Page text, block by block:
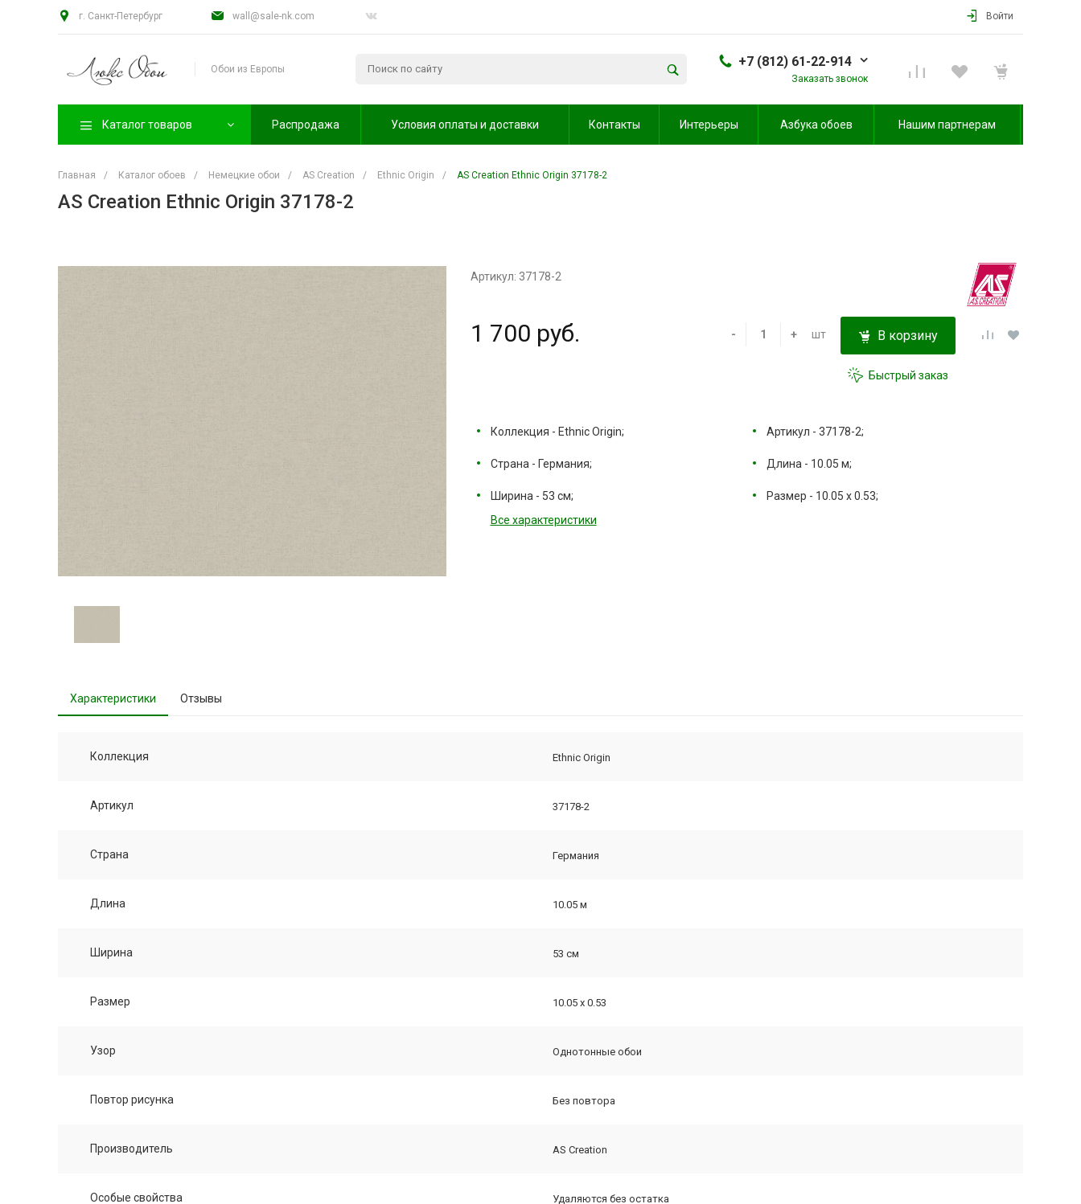
г. Санкт-Петербург wall@sale-nk.com Войти
Обои из Европы
+7 (812) 61-22-914
Заказать звонок
Каталог товаров Распродажа Условия оплаты и доставки Контакты Интерьеры Азбука обоев Нашим партнерам
Главная / Каталог обоев / Немецкие обои / AS Creation / Ethnic Origin / AS Creation Ethnic Origin 37178-2
AS Creation Ethnic Origin 37178-2
Артикул: 37178-2
1 700 руб. - + шт В корзину
Быстрый заказ
Коллекция - Ethnic Origin; Артикул - 37178-2;
Страна - Германия; Длина - 10.05 м;
Ширина - 53 см;
Размер - 10.05 х 0.53;
Все характеристики
Характеристики Отзывы
Коллекция Ethnic Origin
Артикул 37178-2
Страна Германия
Длина 10.05 м
Ширина 53 см
Размер 10.05 х 0.53
Узор Однотонные обои
Повтор рисунка Без повтора
Производитель AS Creation
Особые свойства Удаляются без остатка